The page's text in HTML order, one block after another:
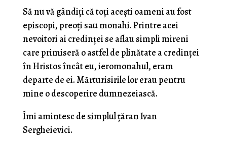
Să nu vă gândiţi că toţi aceşti oameni au fost
episcopi, preoţi sau monahi. Printre acei
nevoitori ai credinţei se aflau simpli mireni
care primiseră o astfel de plinătate a credinţei
în Hristos încât eu, ieromona­hul, eram
departe de ei. Mărturisirile lor erau pentru
mine o descoperire dumnezeiască.
Îmi amintesc de simplul țăran Ivan
Sergheievici.